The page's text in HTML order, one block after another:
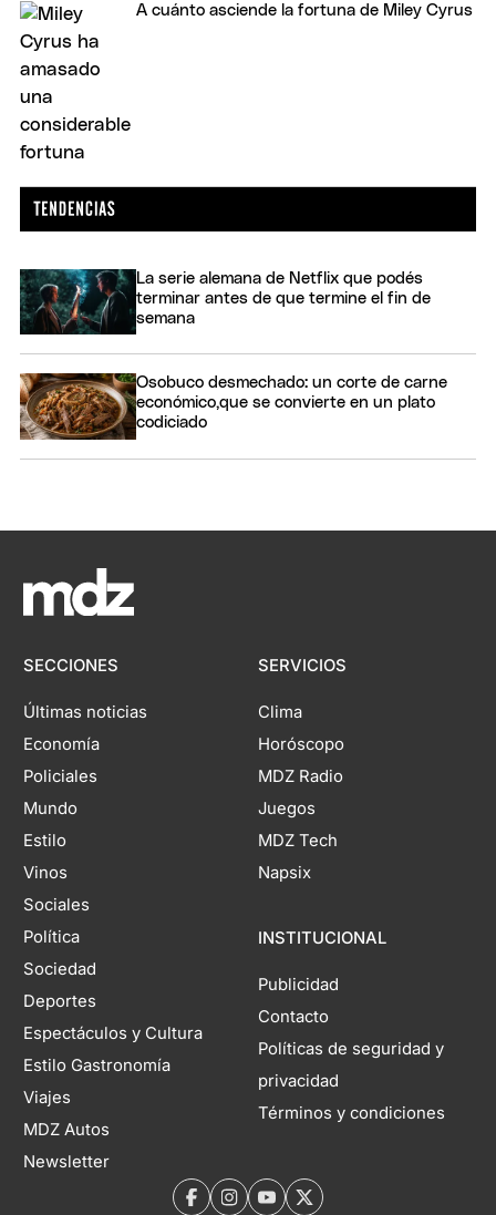
A cuánto asciende la fortuna de Miley Cyrus
La serie alemana de Netflix que podés
terminar antes de que termine el fin de
semana
Osobuco desmechado: un corte de carne
económico,que se convierte en un plato
codiciado
SECCIONES
Últimas noticias
Economía
Policiales
Mundo
Estilo
Vinos
Sociales
Política
Sociedad
Deportes
Espectáculos y Cultura
Estilo Gastronomía
Viajes
MDZ Autos
Newsletter
SERVICIOS
Clima
Horóscopo
MDZ Radio
Juegos
MDZ Tech
Napsix
INSTITUCIONAL
Publicidad
Contacto
Políticas de seguridad y
privacidad
Términos y condiciones